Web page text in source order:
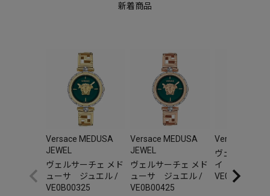
新着商品
Versace MEDUSA
JEWEL
ヴェルサーチェ メド
ューサ ジュエル /
VE0B00325
Versace MEDUSA
JEWEL
ヴェルサーチェ メド
ューサ ジュエル /
VE0B00425
Versace V-
ヴェルサーチ
イ オーリア /
VE0F00325